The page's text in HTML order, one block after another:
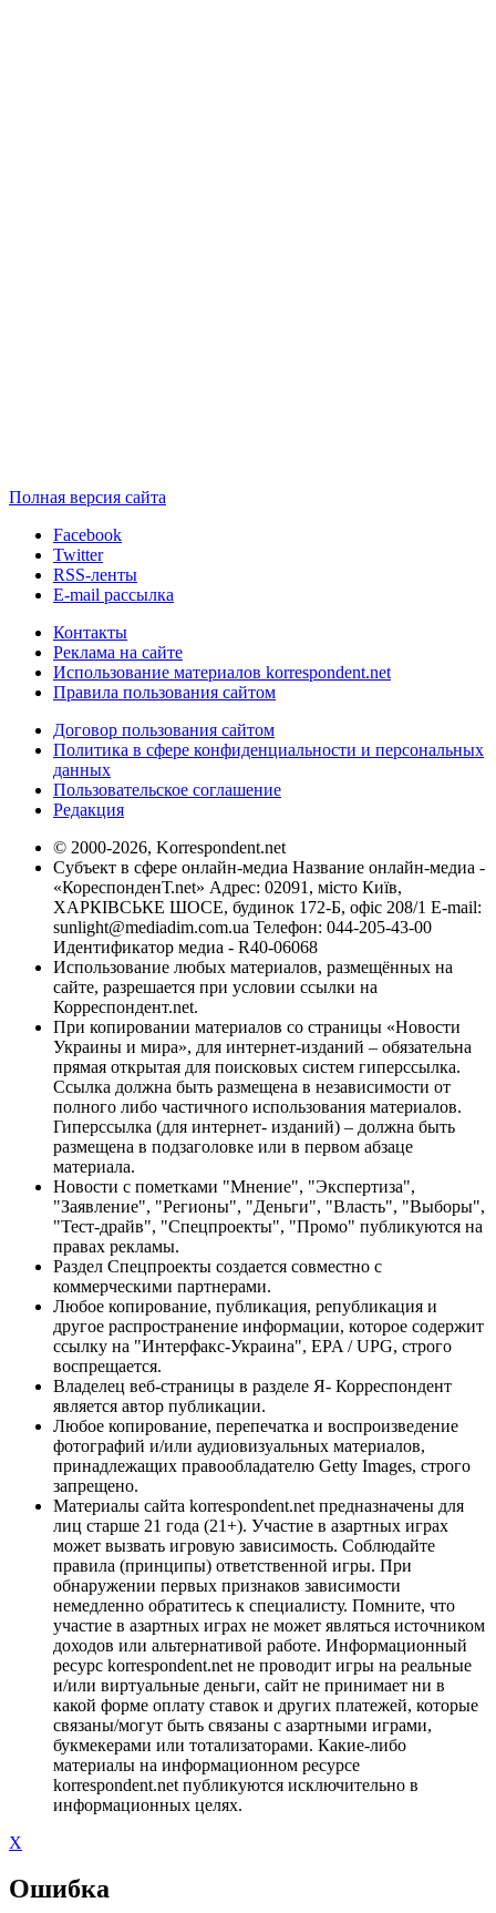
Полная версия сайта
Facebook
Twitter
RSS-ленты
E-mail рассылка
Контакты
Реклама на сайте
Использование материалов korrespondent.net
Правила пользования сайтом
Договор пользования сайтом
Политика в сфере конфиденциальности и персональных
данных
Пользовательское соглашение
Редакция
© 2000-2026, Korrespondent.net
Субъект в сфере онлайн-медиа Название онлайн-медиа -
«КореспонденТ.net» Адрес: 02091, місто Київ,
ХАРКІВСЬКЕ ШОСЕ, будинок 172-Б, офіс 208/1 E-mail:
sunlight@mediadim.com.ua Телефон: 044-205-43-00
Идентификатор медиа - R40-06068
Использование любых материалов, размещённых на
сайте, разрешается при условии ссылки на
Корреспондент.net.
При копировании материалов со страницы «Новости
Украины и мира», для интернет-изданий – обязательна
прямая открытая для поисковых систем гиперссылка.
Ссылка должна быть размещена в независимости от
полного либо частичного использования материалов.
Гиперссылка (для интернет- изданий) – должна быть
размещена в подзаголовке или в первом абзаце
материала.
Новости с пометками "Мнение", "Экспертиза",
"Заявление", "Регионы", "Деньги", "Власть", "Выборы",
"Тест-драйв", "Спецпроекты", "Промо" публикуются на
правах рекламы.
Раздел Спецпроекты создается совместно с
коммерческими партнерами.
Любое копирование, публикация, републикация и
другое распространение информации, которое содержит
ссылку на "Интерфакс-Украина", EPA / UPG, строго
воспрещается.
Владелец веб-страницы в разделе Я- Корреспондент
является автор публикации.
Любое копирование, перепечатка и воспроизведение
фотографий и/или аудиовизуальных материалов,
принадлежащих правообладателю Getty Images, строго
запрещено.
Материалы сайта korrespondent.net предназначены для
лиц старше 21 года (21+). Участие в азартных играх
может вызвать игровую зависимость. Соблюдайте
правила (принципы) ответственной игры. При
обнаружении первых признаков зависимости
немедленно обратитесь к специалисту. Помните, что
участие в азартных играх не может являться источником
доходов или альтернативой работе. Информационный
ресурс korrespondent.net не проводит игры на реальные
и/или виртуальные деньги, сайт не принимает ни в
какой форме оплату ставок и других платежей, которые
связаны/могут быть связаны с азартными играми,
букмекерами или тотализаторами. Какие-либо
материалы на информационном ресурсе
korrespondent.net публикуются исключительно в
информационных целях.
X
Ошибка